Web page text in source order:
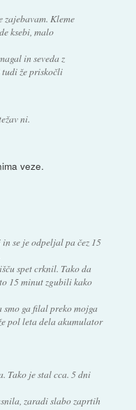
zajebavam. Kleme
ksebi, malo
in seveda z
tudi že priskočli
ni.
veze.
se je odpeljal pa čez 15
spet crknil. Tako da
15 minut zgubili kako
ga filal preko mojga
pol leta dela akumulator
Tako je stal cca. 5 dni
zaradi slabo zaprtih